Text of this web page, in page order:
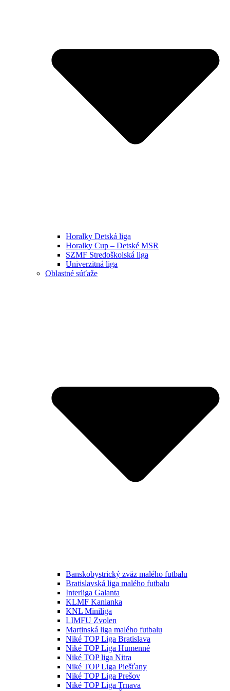
Horalky Detská liga
Horalky Cup – Detské MSR
SZMF Stredoškolská liga
Univerzitná liga
Oblastné súťaže
Banskobystrický zväz malého futbalu
Bratislavská liga malého futbalu
Interliga Galanta
KLMF Kanianka
KNL Miniliga
LIMFU Zvolen
Martinská liga malého futbalu
Niké TOP Liga Bratislava
Niké TOP Liga Humenné
Niké TOP liga Nitra
Niké TOP Liga Piešťany
Niké TOP Liga Prešov
Niké TOP Liga Trnava